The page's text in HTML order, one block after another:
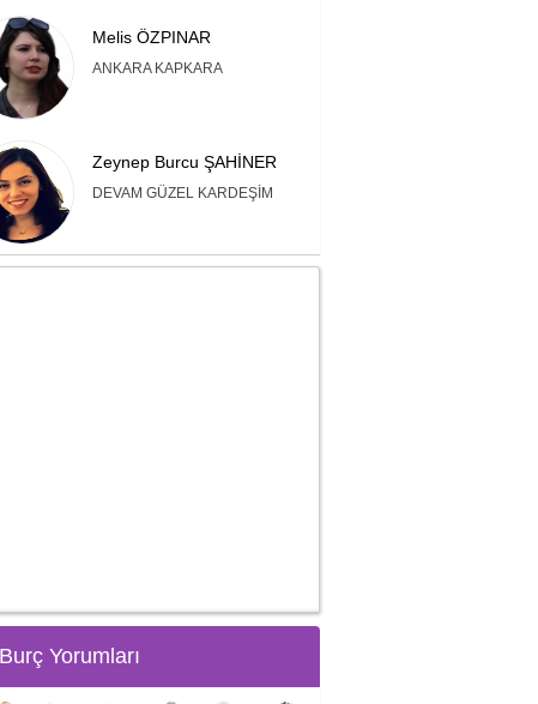
Melis ÖZPINAR
ANKARA KAPKARA
Zeynep Burcu ŞAHİNER
DEVAM GÜZEL KARDEŞİM
Burç Yorumları